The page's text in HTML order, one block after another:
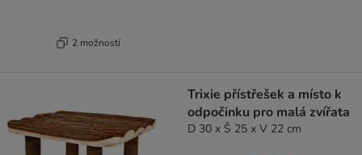
2 možností
Trixie přístřešek a místo k
odpočinku pro malá zvířata
D 30 x Š 25 x V 22 cm